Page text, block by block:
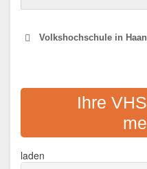
Volkshochschule in
VHS-
Ihre
laden